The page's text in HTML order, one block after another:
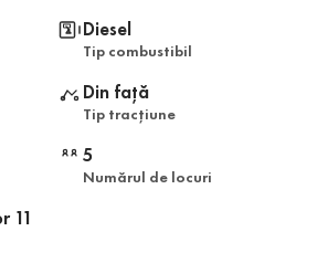
Diesel
Tip combustibil
Din față
Tip tracțiune
5
Numărul de locuri
11